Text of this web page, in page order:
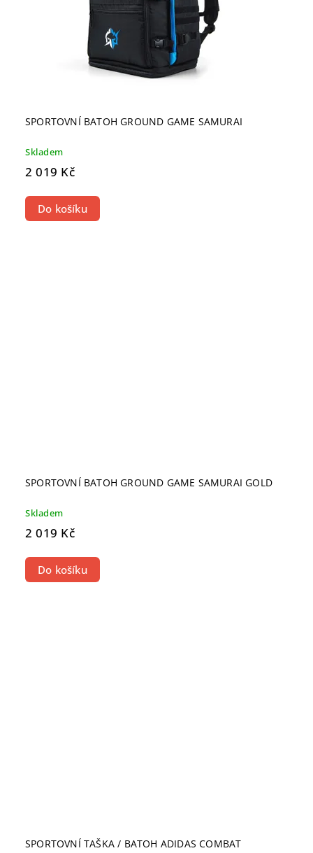
SPORTOVNÍ BATOH GROUND GAME SAMURAI
Skladem
2 019 Kč
Do košíku
SPORTOVNÍ BATOH GROUND GAME SAMURAI GOLD
Skladem
2 019 Kč
Do košíku
SPORTOVNÍ TAŠKA / BATOH ADIDAS COMBAT